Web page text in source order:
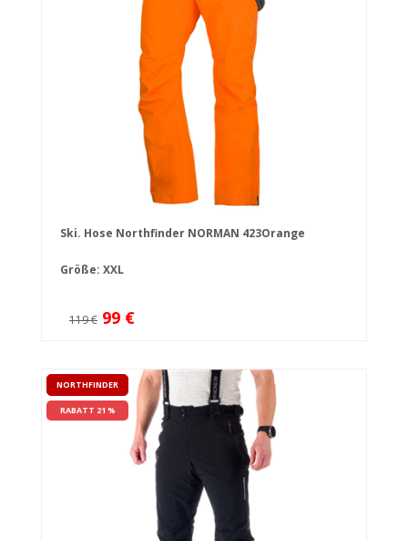
Ski. Hose Northfinder NORMAN 423Orange
Größe: XXL
119 € 99 €
NORTHFINDER
RABATT 21 %